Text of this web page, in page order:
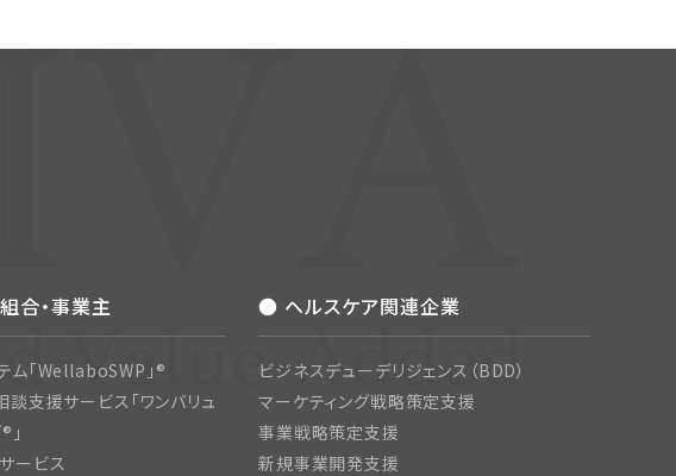
合・事業主
ム「WellaboSWP」®
支援サービス「ワンバリュ
」
ービス
● ヘルスケア関連企業
ビジネスデューデリジェンス（BDD）
マーケティング戦略策定支援
事業戦略策定支援
新規事業開発支援